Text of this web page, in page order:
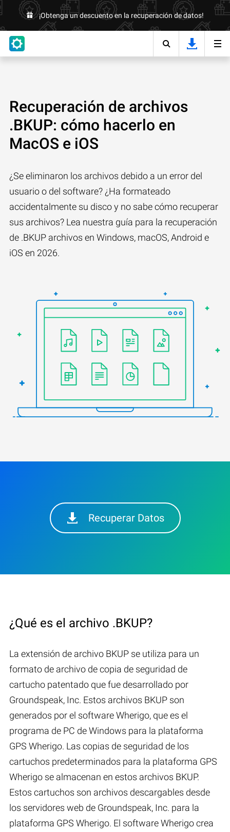
¡Obtenga un descuento en la recuperación de datos!
Recuperación de archivos
.BKUP: cómo hacerlo en
MacOS e iOS
¿Se eliminaron los archivos debido a un error del
usuario o del software? ¿Ha formateado
accidentalmente su disco y no sabe cómo recuperar
sus archivos? Lea nuestra guía para la recuperación
de .BKUP archivos en Windows, macOS, Android e
iOS en 2026.
Recuperar Datos
¿Qué es el archivo .BKUP?
La extensión de archivo BKUP se utiliza para un
formato de archivo de copia de seguridad de
cartucho patentado que fue desarrollado por
Groundspeak, Inc. Estos archivos BKUP son
generados por el software Wherigo, que es el
programa de PC de Windows para la plataforma
GPS Wherigo. Las copias de seguridad de los
cartuchos predeterminados para la plataforma GPS
Wherigo se almacenan en estos archivos BKUP.
Estos cartuchos son archivos descargables desde
los servidores web de Groundspeak, Inc. para la
plataforma GPS Wherigo. El software Wherigo crea